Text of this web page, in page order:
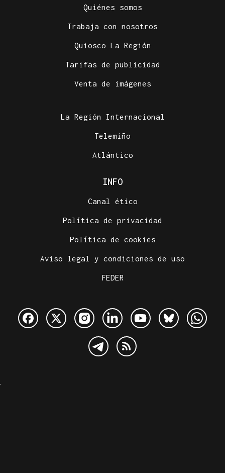
Quiénes somos
Trabaja con nosotros
Quiosco La Región
Tarifas de publicidad
Venta de imágenes
La Región Internacional
Telemiño
Atlántico
INFO
Canal ético
Política de privacidad
Política de cookies
Aviso legal y condiciones de uso
FEDER